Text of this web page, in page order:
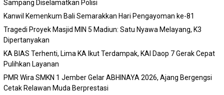
Sampang Diselamatkan Polisi
Kanwil Kemenkum Bali Semarakkan Hari Pengayoman ke-81
Tragedi Proyek Masjid MIN 5 Madiun: Satu Nyawa Melayang, K3
Dipertanyakan
KA BIAS Terhenti, Lima KA Ikut Terdampak, KAI Daop 7 Gerak Cepat
Pulihkan Layanan
PMR Wira SMKN 1 Jember Gelar ABHINAYA 2026, Ajang Bergengsi
Cetak Relawan Muda Berprestasi